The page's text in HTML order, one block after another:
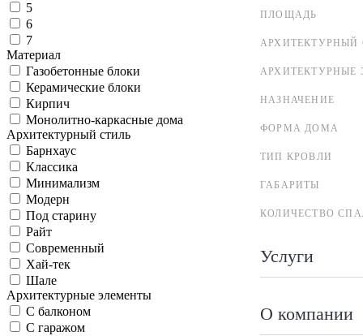
ПЛОЩАДЬ
АРХИТЕКТУРНЫЙ
АРХИТЕКТУРНЫЕ
НАЗНАЧЕНИЕ
ФОРМА ДОМА
ТИП КРОВЛИ
ГАБАРИТЫ
КОЛИЧЕСТВО
Услуги
О компании
5
6
7
Материал
Газобетонные блоки
Керамические блоки
Кирпич
Монолитно-каркасные дома
Архитектурный стиль
Барнхаус
Классика
Минимализм
Модерн
Под старину
Райт
Современный
Хай-тек
Шале
Архитектурные элементы
С балконом
С гаражом